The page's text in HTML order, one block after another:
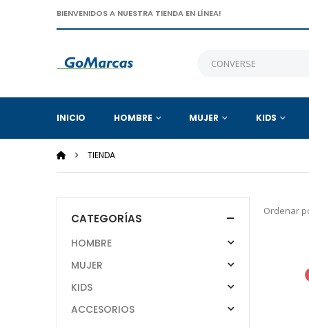
BIENVENIDOS A NUESTRA TIENDA EN LÍNEA!
INICIO HOMBRE MUJER KIDS
TIENDA
Ordenar
CATEGORÍAS
HOMBRE
MUJER
KIDS
ACCESORIOS